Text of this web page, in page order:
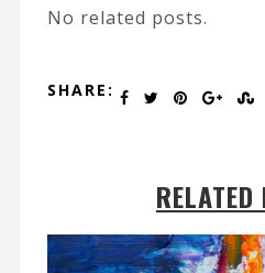
No related posts.
SHARE:
RELATED